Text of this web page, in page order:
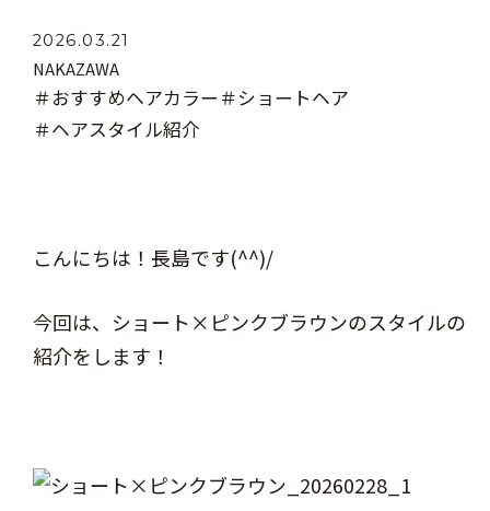
2026.03.21
NAKAZAWA
＃おすすめヘアカラー ＃ショートヘア
＃ヘアスタイル紹介
こんにちは！長島です(^^)/
今回は、ショート×ピンクブラウンのスタイルの
紹介をします！